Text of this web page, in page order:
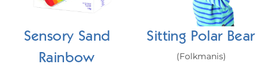
Sensory Sand
Rainbow
Sitting Polar Bear
(Folkmanis)